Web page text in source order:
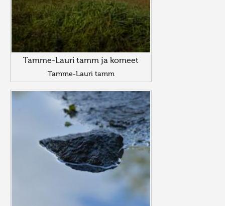
Tamme-Lauri tamm ja komeet
Tamme-Lauri tamm